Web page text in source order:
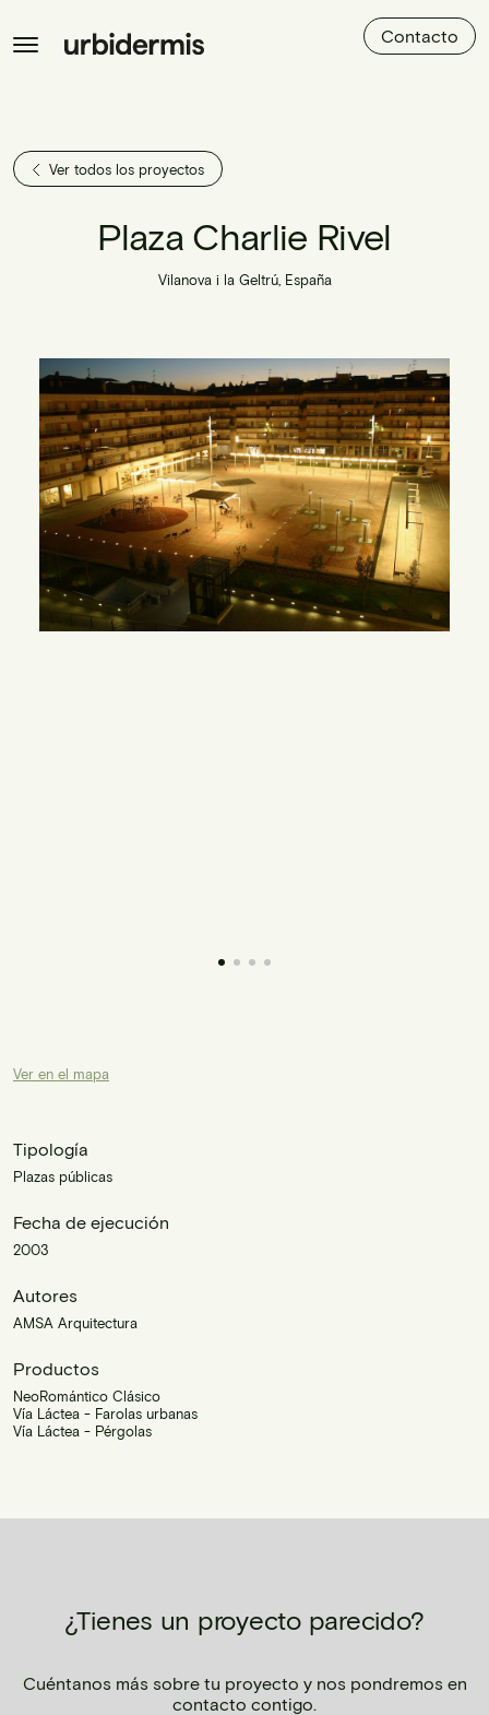
Contacto
Ver todos los proyectos
Plaza Charlie Rivel
Vilanova i la Geltrú, España
Ver en el mapa
Tipología
Plazas públicas
Fecha de ejecución
2003
Autores
AMSA Arquitectura
Productos
NeoRomántico Clásico
Vía Láctea - Farolas urbanas
Vía Láctea - Pérgolas
¿Tienes un proyecto parecido?
Cuéntanos más sobre tu proyecto y nos pondremos en
contacto contigo.